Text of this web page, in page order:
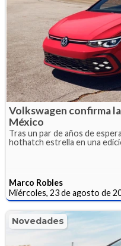
Volkswagen confirma
México
Tras un par de años de
hothatch estrella en una
Marco Robles
Miércoles, 23 de agosto de
Novedades